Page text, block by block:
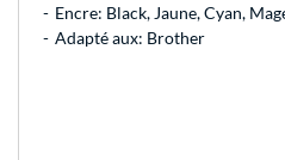
Encre: Black, Jaune, Cyan,
Adapté aux: Brother